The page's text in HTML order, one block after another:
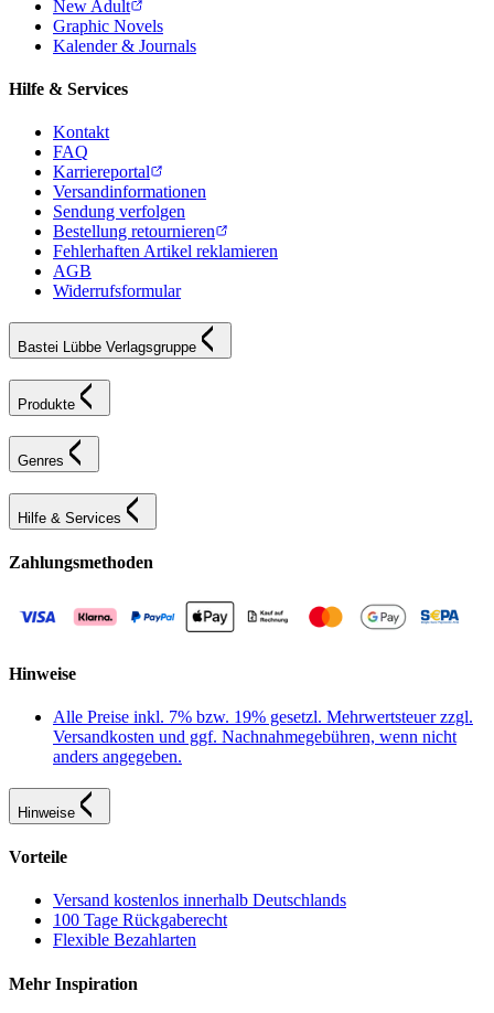
New Adult
Graphic Novels
Kalender & Journals
Hilfe & Services
Kontakt
FAQ
Karriereportal
Versandinformationen
Sendung verfolgen
Bestellung retournieren
Fehlerhaften Artikel reklamieren
AGB
Widerrufsformular
Bastei Lübbe Verlagsgruppe
Produkte
Genres
Hilfe & Services
Zahlungsmethoden
Hinweise
Alle Preise inkl. 7% bzw. 19% gesetzl. Mehrwertsteuer zzgl.
Versandkosten und ggf. Nachnahmegebühren, wenn nicht
anders angegeben.
Hinweise
Vorteile
Versand kostenlos innerhalb Deutschlands
100 Tage Rückgaberecht
Flexible Bezahlarten
Mehr Inspiration